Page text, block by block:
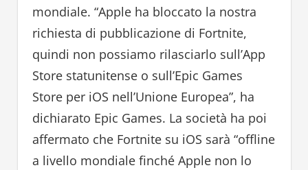
mondiale. “Apple ha bloccato la nostra
richiesta di pubblicazione di Fortnite,
quindi non possiamo rilasciarlo sull’App
Store statunitense o sull’Epic Games
Store per iOS nell’Unione Europea”, ha
dichiarato Epic Games. La società ha poi
affermato che Fortnite su iOS sarà “offline
a livello mondiale finché Apple non lo